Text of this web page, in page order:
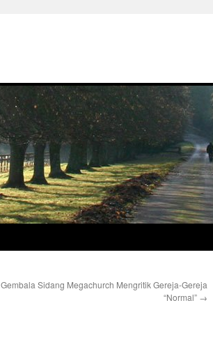
Gembala Sidang Megachurch Mengritik Gereja-Gereja
“Normal” →